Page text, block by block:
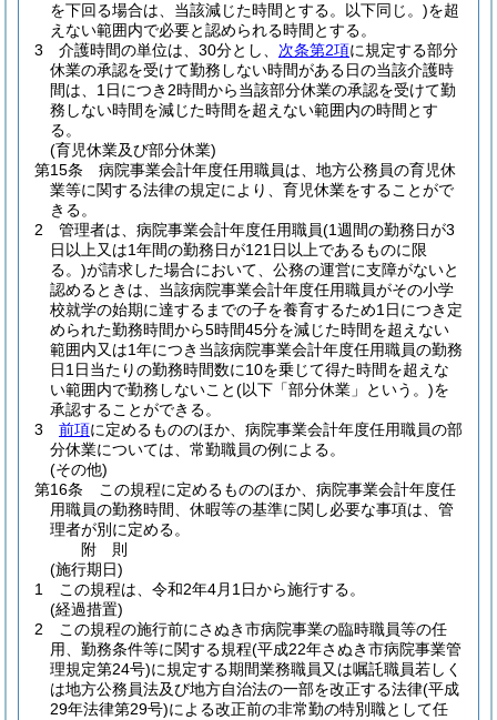
を下回る場合は、当該減じた時間とする。以下同じ。)を超
えない範囲内で必要と認められる時間とする。
3
介護時間の単位は、30分とし、 次条第2項に規定する部分
休業の承認を受けて勤務しない時間がある日の当該介護時
間は、1日につき2時間から当該部分休業の承認を受けて勤
務しない時間を減じた時間を超えない範囲内の時間とす
る。
(育児休業及び部分休業)
第15条
病院事業会計年度任用職員は、地方公務員の育児休
業等に関する法律の規定により、育児休業をすることがで
きる。
2
管理者は、病院事業会計年度任用職員(1週間の勤務日が3
日以上又は1年間の勤務日が121日以上であるものに限
る。)が請求した場合において、公務の運営に支障がないと
認めるときは、当該病院事業会計年度任用職員がその小学
校就学の始期に達するまでの子を養育するため1日につき定
められた勤務時間から5時間45分を減じた時間を超えない
範囲内又は1年につき当該病院事業会計年度任用職員の勤務
日1日当たりの勤務時間数に10を乗じて得た時間を超えな
い範囲内で勤務しないこと(以下「部分休業」という。)を
承認することができる。
3
前項に定めるもののほか、病院事業会計年度任用職員の部
分休業については、常勤職員の例による。
(その他)
第16条
この規程に定めるもののほか、病院事業会計年度任
用職員の勤務時間、休暇等の基準に関し必要な事項は、管
理者が別に定める。
附 則
(施行期日)
1
この規程は、令和2年4月1日から施行する。
(経過措置)
2
この規程の施行前にさぬき市病院事業の臨時職員等の任
用、勤務条件等に関する規程(平成22年さぬき市病院事業管
理規定第24号)に規定する期間業務職員又は嘱託職員若しく
は地方公務員法及び地方自治法の一部を改正する法律(平成
29年法律第29号)による改正前の非常勤の特別職として任